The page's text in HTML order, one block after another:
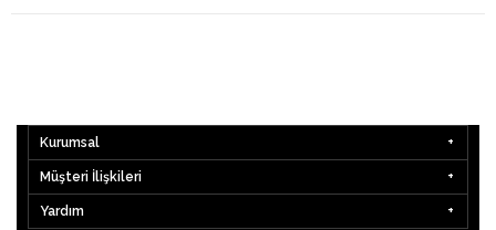
Kurumsal
Müşteri İlişkileri
Yardım